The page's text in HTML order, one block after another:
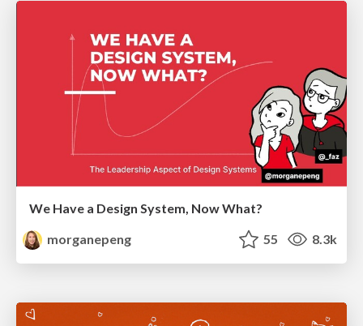
We Have a Design System, Now What?
morganepeng
55 8.3k